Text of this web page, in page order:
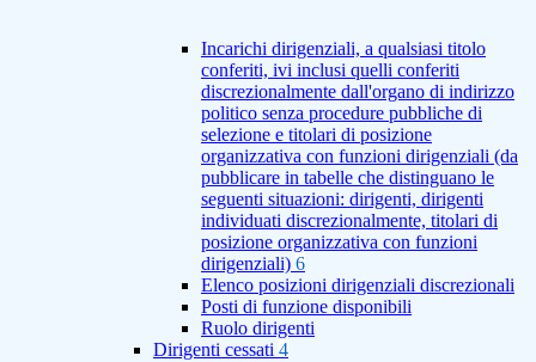
Incarichi dirigenziali, a qualsiasi titolo
conferiti, ivi inclusi quelli conferiti
discrezionalmente dall'organo di indirizzo
politico senza procedure pubbliche di
selezione e titolari di posizione
organizzativa con funzioni dirigenziali (da
pubblicare in tabelle che distinguano le
seguenti situazioni: dirigenti, dirigenti
individuati discrezionalmente, titolari di
posizione organizzativa con funzioni
dirigenziali) 6
Elenco posizioni dirigenziali discrezionali
Posti di funzione disponibili
Ruolo dirigenti
Dirigenti cessati 4